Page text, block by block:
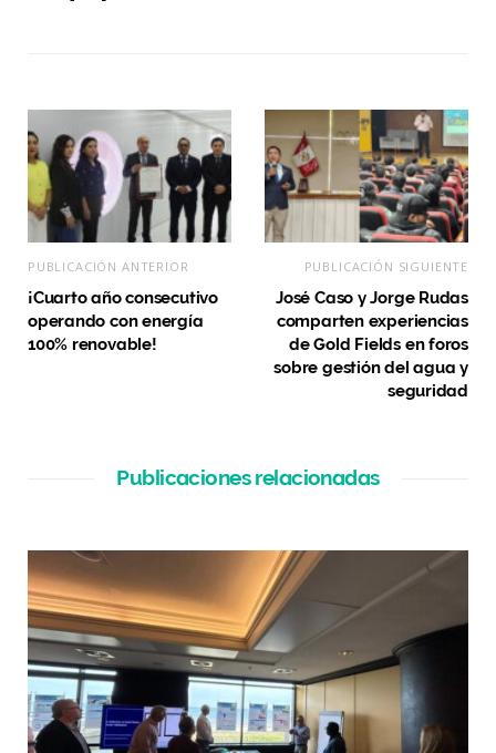
PUBLICACIÓN ANTERIOR
¡Cuarto año consecutivo
operando con energía
100% renovable!
PUBLICACIÓN SIGUIENTE
José Caso y Jorge Rudas
comparten experiencias
de Gold Fields en foros
sobre gestión del agua y
seguridad
Publicaciones relacionadas